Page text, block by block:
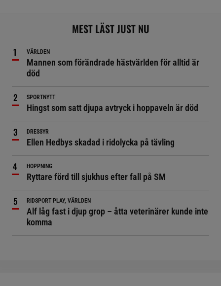
MEST LÄST JUST NU
VÄRLDEN
Mannen som förändrade hästvärlden för alltid är
död
SPORTNYTT
Hingst som satt djupa avtryck i hoppaveln är död
DRESSYR
Ellen Hedbys skadad i ridolycka på tävling
HOPPNING
Ryttare förd till sjukhus efter fall på SM
RIDSPORT PLAY, VÄRLDEN
Alf låg fast i djup grop – åtta veterinärer kunde inte
komma